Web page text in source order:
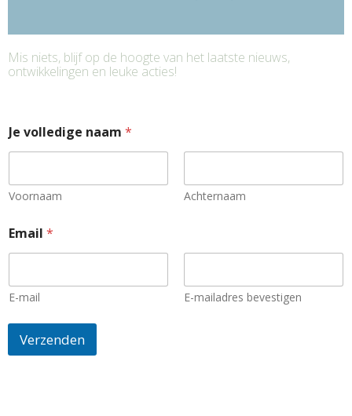
Mis niets, blijf op de hoogte van het laatste nieuws,
ontwikkelingen en leuke acties!
Je volledige naam *
Voornaam Achternaam
E
m
i
l
Email *
E-mail E-mailadres bevestigen
Verzenden